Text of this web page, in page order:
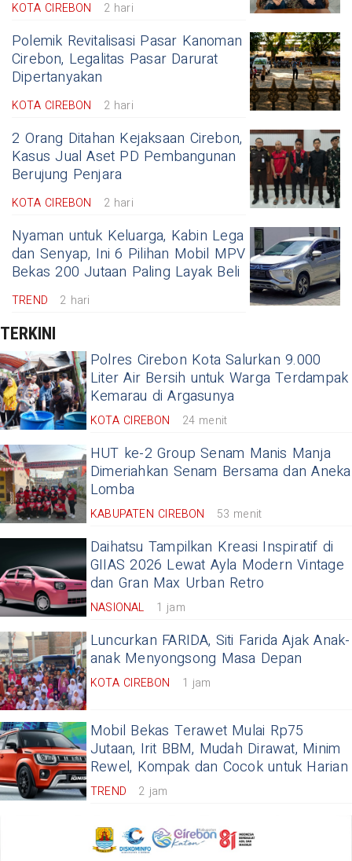
KOTA CIREBON 2 hari
Polemik Revitalisasi Pasar Kanoman
Cirebon, Legalitas Pasar Darurat
Dipertanyakan
KOTA CIREBON 2 hari
2 Orang Ditahan Kejaksaan Cirebon,
Kasus Jual Aset PD Pembangunan
Berujung Penjara
KOTA CIREBON 2 hari
Nyaman untuk Keluarga, Kabin Lega
dan Senyap, Ini 6 Pilihan Mobil MPV
Bekas 200 Jutaan Paling Layak Beli
TREND 2 hari
TERKINI
Polres Cirebon Kota Salurkan 9.000
Liter Air Bersih untuk Warga Terdampak
Kemarau di Argasunya
KOTA CIREBON 24 menit
HUT ke-2 Group Senam Manis Manja
Dimeriahkan Senam Bersama dan Aneka
Lomba
KABUPATEN CIREBON 53 menit
Daihatsu Tampilkan Kreasi Inspiratif di
GIIAS 2026 Lewat Ayla Modern Vintage
dan Gran Max Urban Retro
NASIONAL 1 jam
Luncurkan FARIDA, Siti Farida Ajak Anak-
anak Menyongsong Masa Depan
KOTA CIREBON 1 jam
Mobil Bekas Terawet Mulai Rp75
Jutaan, Irit BBM, Mudah Dirawat, Minim
Rewel, Kompak dan Cocok untuk Harian
TREND 2 jam